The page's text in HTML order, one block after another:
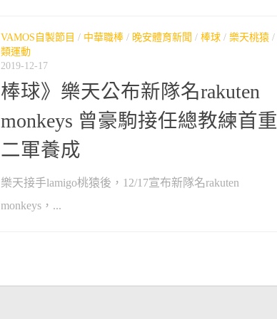
VAMOS自製節目 / 中華職棒 / 晚安體育新聞 / 棒球 / 樂天桃猿 /
類運動
2019-12-17
棒球》樂天公布新隊名rakuten
monkeys 曾豪駒接任總教練首重
二軍養成
樂天接手lamigo桃猿後，12/17宣布新隊名rakuten
monkeys，...